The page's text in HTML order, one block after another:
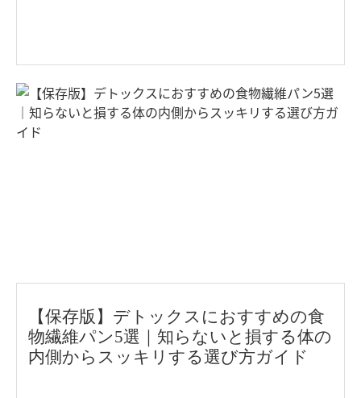
【保存版】デトックスにおすすめの食
物繊維パン5選｜知らないと損する体の
内側からスッキリする選び方ガイド